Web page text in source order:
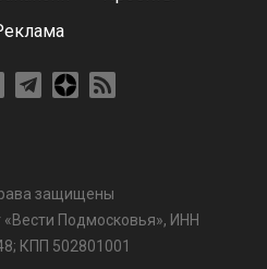
защищены
Подмосковья», ИНН
КПП 502801001